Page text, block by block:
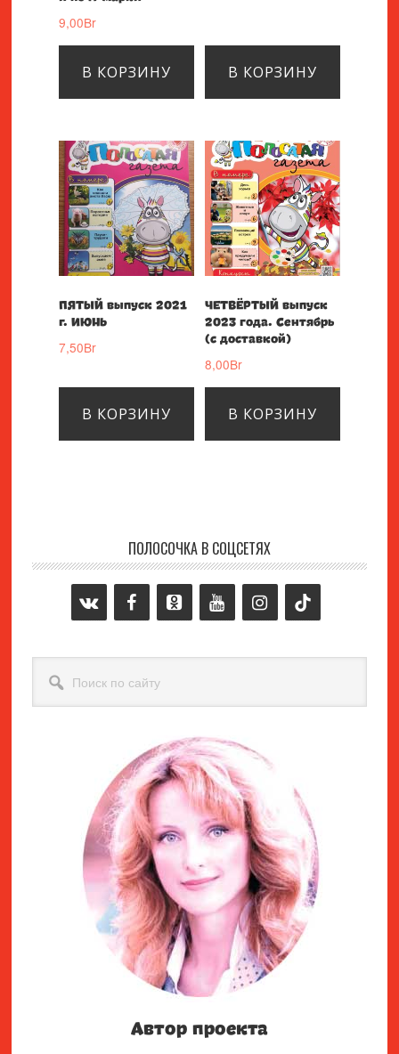
9,00Br
В КОРЗИНУ В КОРЗИНУ
ПЯТЫЙ выпуск 2021
г. ИЮНЬ
7,50Br
В КОРЗИНУ
ЧЕТВЁРТЫЙ выпуск
2023 года. Сентябрь
(с доставкой)
8,00Br
В КОРЗИНУ
ПОЛОСОЧКА В СОЦСЕТЯХ
сайту
Автор проекта